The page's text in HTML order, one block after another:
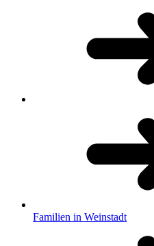
Familien in Weinstadt